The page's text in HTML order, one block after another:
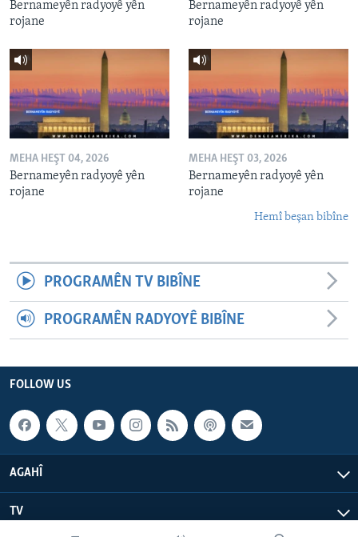
Bernameyên radyoyê yên
rojane
Bernameyên radyoyê yên
rojane
MEHA HEŞT 04, 2026
Bernameyên radyoyê yên
rojane
MEHA HEŞT 03, 2026
Bernameyên radyoyê yên
rojane
Hemî beşan bibîne
PROGRAMÊN TV BIBÎNE
PROGRAMÊN RADYOYÊ BIBÎNE
FOLLOW US
AGAHÎ
TV